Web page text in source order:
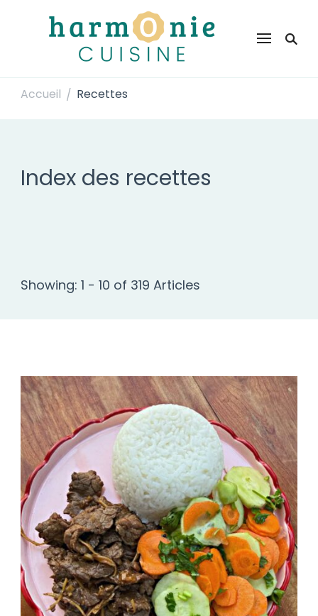
Harmonie Cuisine
Accueil / Recettes
Index des recettes
Showing: 1 - 10 of 319 Articles